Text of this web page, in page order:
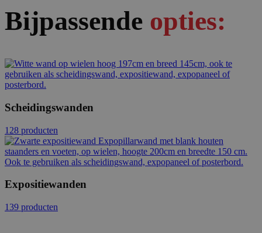
Bijpassende opties:
Scheidingswanden
128 producten
Expositiewanden
139 producten